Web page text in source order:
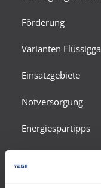
Förderung
Varianten
Einsatzgebiete
Notversorgung
Energiespartipps
Zählerabrechnung